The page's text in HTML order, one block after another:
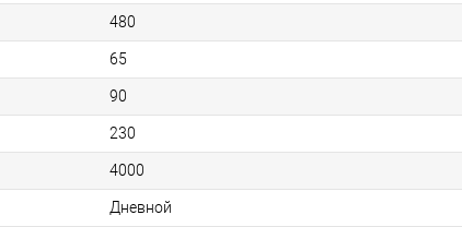
480
65
90
230
4000
Дневной